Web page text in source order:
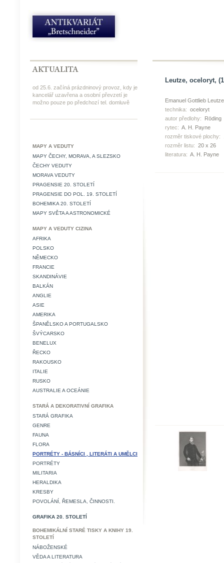
od 25.6. začíná prázdninový provoz, kdy je
kancelář uzavřena a osobní převzetí je
možno pouze po předchozí tel. domluvě
MAPY A VEDUTY
MAPY ČECHY, MORAVA, A SLEZSKO
ČECHY VEDUTY
MORAVA VEDUTY
PRAGENSIE 20. STOLETÍ
PRAGENSIE DO POL. 19. STOLETÍ
BOHEMIKA 20. STOLETÍ
MAPY SVĚTA A ASTRONOMICKÉ
MAPY A VEDUTY CIZINA
AFRIKA
POLSKO
NĚMECKO
FRANCIE
SKANDINÁVIE
BALKÁN
ANGLIE
ASIE
AMERIKA
ŠPANĚLSKO A PORTUGALSKO
ŠVÝCARSKO
BENELUX
ŘECKO
RAKOUSKO
ITALIE
RUSKO
AUSTRALIE A OCEÁNIE
STARÁ A DEKORATIVNÍ GRAFIKA
STARÁ GRAFIKA
GENRE
FAUNA
FLORA
PORTRÉTY - BÁSNÍCI , LITERÁTI A UMĚLCI
PORTRÉTY
MILITARIA
HERALDIKA
KRESBY
POVOLÁNÍ, ŘEMESLA, ČINNOSTI.
GRAFIKA 20. STOLETÍ
BOHEMIKÁLNÍ STARÉ TISKY A KNIHY 19.
STOLETÍ
NÁBOŽENSKÉ
VĚDA A LITERATURA
Leutze, oceloryt,
Emanuel Gottlieb Leutze
technika: oceloryt
autor předlohy:
Röding
rytec: A. H. Payne
rozměr tiskové plochy:
rozměr listu: 20 x 26
literatura: A. H. Payne